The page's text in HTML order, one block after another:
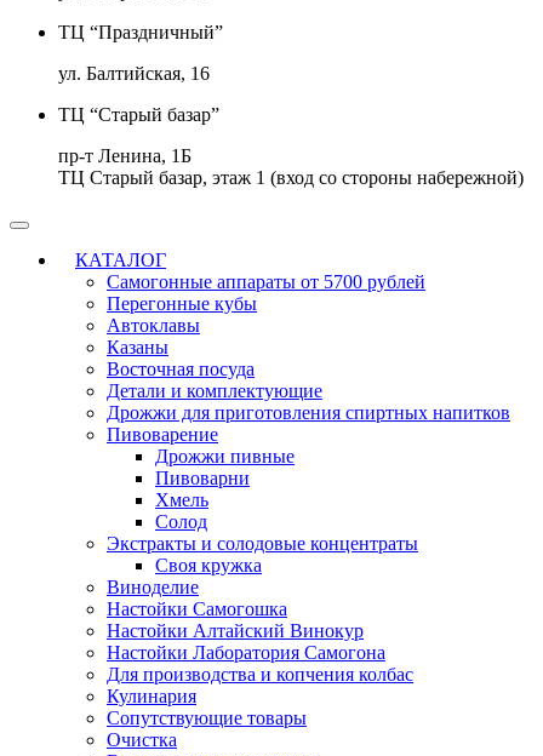
ТЦ “Праздничный”
ул. Балтийская, 16
ТЦ “Старый базар”
пр-т Ленина, 1Б
ТЦ Старый базар, этаж 1 (вход со стороны набережной)
КАТАЛОГ
Самогонные аппараты от 5700 рублей
Перегонные кубы
Автоклавы
Казаны
Восточная посуда
Детали и комплектующие
Дрожжи для приготовления спиртных напитков
Пивоварение
Дрожжи пивные
Пивоварни
Хмель
Солод
Экстракты и солодовые концентраты
Своя кружка
Виноделие
Настойки Самогошка
Настойки Алтайский Винокур
Настойки Лаборатория Самогона
Для производства и копчения колбас
Кулинария
Сопутствующие товары
Очистка